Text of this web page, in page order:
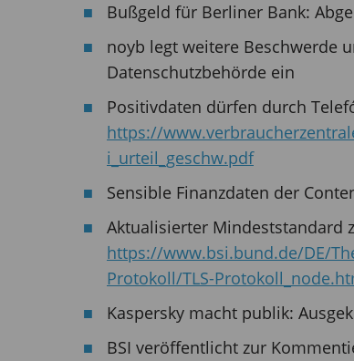
Bußgeld für Berliner Bank:
noyb legt weitere Beschwerde
Datenschutzbehörde ein
Positivdaten dürfen durch
https://
i_urteil_geschw.pdf
Sensible Finanzdaten der
Aktualisierter Mindeststandard
https://www.bsi.bund.de/DE/
Protokoll/TLS-
Kaspersky macht publik:
BSI veröffentlicht zur